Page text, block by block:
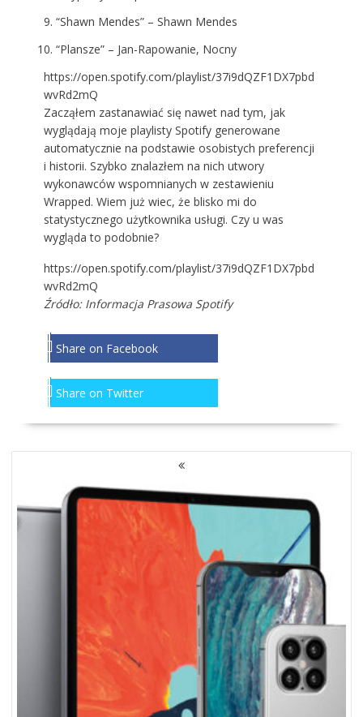
“Shawn Mendes” – Shawn Mendes
“Plansze” – Jan-Rapowanie, Nocny
https://open.spotify.com/playlist/37i9dQZF1DX7pbd
wvRd2mQ
Zacząłem zastanawiać się nawet nad tym, jak
wyglądają moje playlisty Spotify generowane
automatycznie na podstawie osobistych preferencji
i historii. Szybko znalazłem na nich utwory
wykonawców wspomnianych w zestawieniu
Wrapped. Wiem już wiec, że blisko mi do
statystycznego użytkownika usługi. Czy u was
wygląda to podobnie?
https://open.spotify.com/playlist/37i9dQZF1DX7pbd
wvRd2mQ
Źródło: Informacja Prasowa Spotify
Share on Facebook
Share on Twitter
NAWIGACJA
WPISACH